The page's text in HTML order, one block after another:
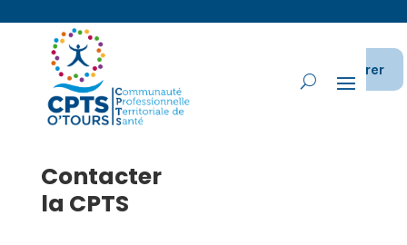
Adhérer
Contacter
la CPTS